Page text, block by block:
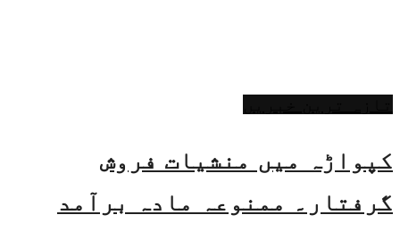
کپواڑہ میں منشیات فروش
گرفتار۔ ممنوعہ مادہ برآمد